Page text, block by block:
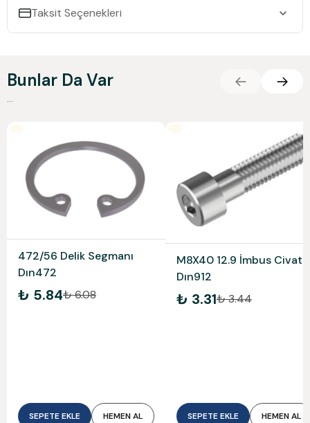
Taksit Seçenekleri
Bunlar Da Var
...
472/56 Delik Segmanı
Dın472
₺ 5.84₺ 6.08
SEPETE EKLE HEMEN AL
M8X40 12.9 İmbus Civata
Dın912
₺ 3.31₺ 3.44
SEPETE EKLE HEMEN AL